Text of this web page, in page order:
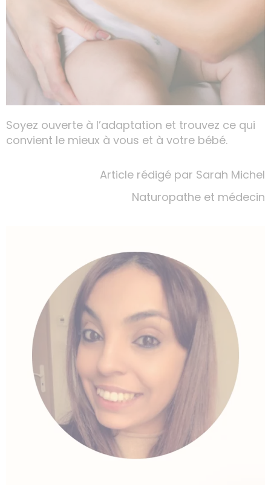
Soyez ouverte à l’adaptation et trouvez ce qui
convient le mieux à vous et à votre bébé.
Article rédigé par Sarah Michel
Naturopathe et médecin